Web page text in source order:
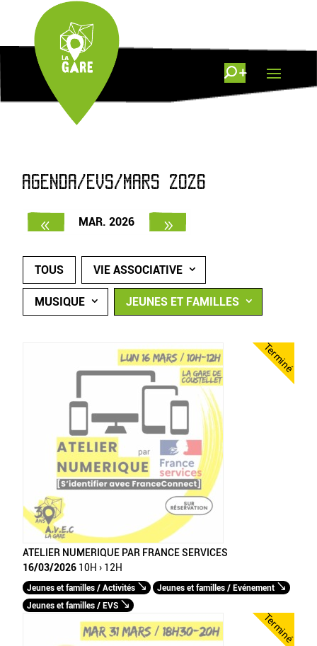
AGENDA/EVS/MARS 2026
MAR. 2026
TOUS VIE ASSOCIATIVE
MUSIQUE JEUNES ET FAMILLES
Terminé
ATELIER NUMERIQUE PAR FRANCE SERVICES
16/03/2026 10H › 12H
Jeunes et familles / Activités
Jeunes et familles / Evénement
Jeunes et familles / EVS
Terminé